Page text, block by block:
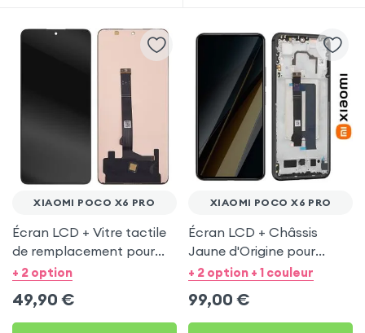
XIAOMI POCO X6 PRO
Écran LCD + Vitre tactile
de remplacement pour
Xiaomi Poco X6 Pro
+ 2 option
49,90 €
XIAOMI POCO X6 PRO
Écran LCD + Châssis
Jaune d'Origine pour
Xiaomi Poco X6 Pro
+ 2 option + 1 couleur
99,00 €